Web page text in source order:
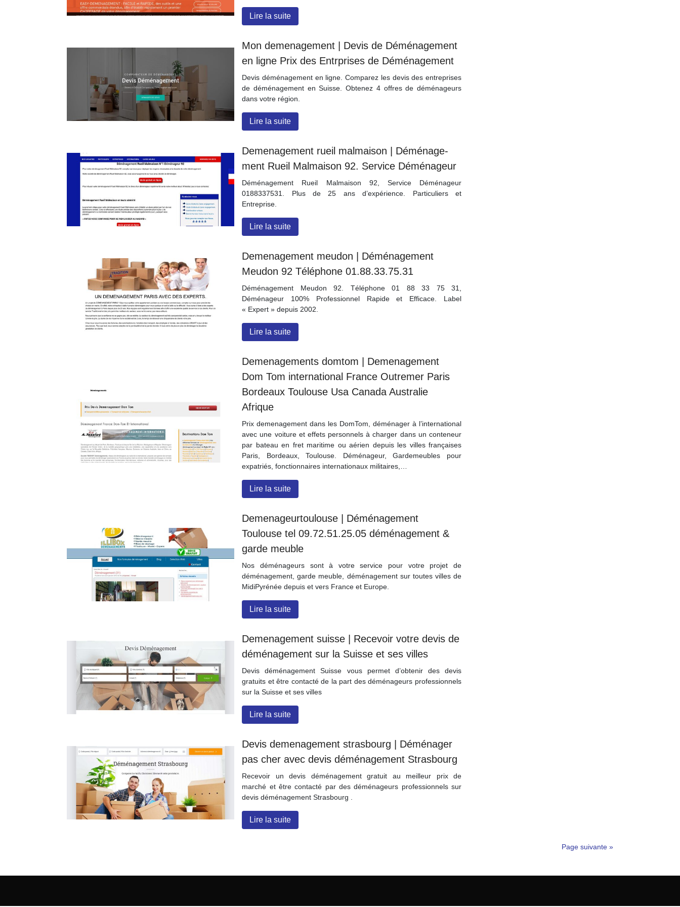
Lire la suite
Mon demenage­ment | Devis de Déménage­ment
en ligne Prix des Entrprises de Déménage­ment
Devis déménagement en ligne. Comparez les devis des entreprises
de déménagement en Suisse. Obtenez 4 offres de déménageurs
dans votre région.
Lire la suite
Demenage­ment rueil malmaison | Déménage­
ment Rueil Malmaison 92. Service Déménageur
Déménagement Rueil Malmaison 92, Service Déménageur
0188337531. Plus de 25 ans d’expérience. Particuliers et
Entreprise.
Lire la suite
Demenage­ment meudon | Déménage­ment
Meudon 92 Téléphone 01.88.33.75.31
Déménagement Meudon 92. Téléphone 01 88 33 75 31,
Déménageur 100% Professionnel Rapide et Efficace. Label
« Expert » depuis 2002.
Lire la suite
Demenage­ments domtom | Demenage­ment
Dom Tom in­ter­natio­nal France Outremer Paris
Bordeaux Toulouse Usa Canada Australie
Afrique
Prix demenagement dans les DomTom, déménager à l’international
avec une voiture et effets personnels à charger dans un conteneur
par bateau en fret maritime ou aérien depuis les villes françaises
Paris, Bordeaux, Toulouse. Déménageur, Gardemeubles pour
expatriés, fonctionnaires internationaux militaires,…
Lire la suite
Demenageur­toulou­se | Déménage­ment
Toulouse tel 09.72.51.25.05 déménage­ment &
garde meuble
Nos déménageurs sont à votre service pour votre projet de
déménagement, garde meuble, déménagement sur toutes villes de
MidiPyrénée depuis et vers France et Europe.
Lire la suite
Demenage­ment suisse | Recevoir votre devis de
déménage­ment sur la Suisse et ses villes
Devis déménagement Suisse vous permet d’obtenir des devis
gratuits et être contacté de la part des déménageurs professionnels
sur la Suisse et ses villes
Lire la suite
Devis demenage­ment strasbourg | Déménager
pas cher avec devis déménage­ment Strasbourg
Recevoir un devis déménagement gratuit au meilleur prix de
marché et être contacté par des déménageurs professionnels sur
devis déménagement Strasbourg .
Lire la suite
Page suivante »